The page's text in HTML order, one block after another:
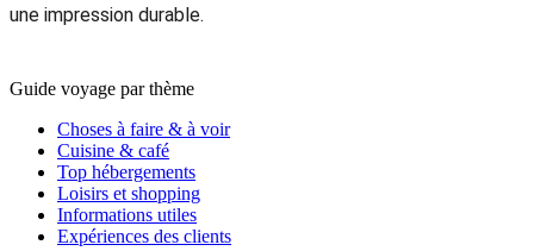
une impression durable.
Guide voyage par thème
Choses à faire & à voir
Cuisine & café
Top hébergements
Loisirs et shopping
Informations utiles
Expériences des clients